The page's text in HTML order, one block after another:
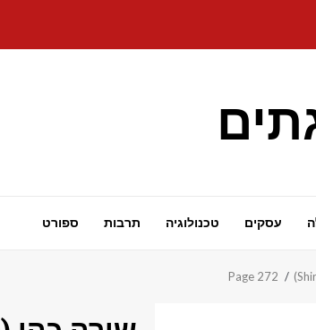
עסקים טכנולוגיה תרבות ספורט
Page 272